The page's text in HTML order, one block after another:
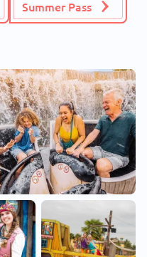
Summer Pass